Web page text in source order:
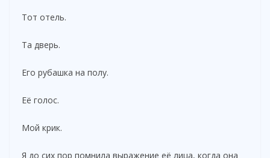
Тот отель.
Та дверь.
Его рубашка на полу.
Её голос.
Мой крик.
Я до сих пор помнила выражение её лица, когда она